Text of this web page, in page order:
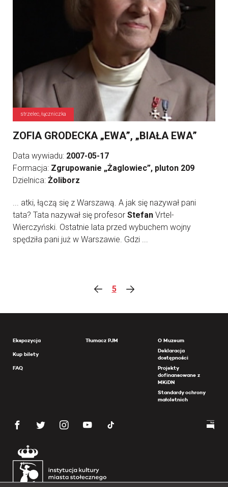
strzelec, łączniczka
ZOFIA GRODECKA „EWA”, „BIAŁA EWA”
Data wywiadu: 2007-05-17
Formacja: Zgrupowanie „Żaglowiec”, pluton 209
Dzielnica: Żoliborz
... atki, łączą się z Warszawą. A jak się nazywał pani
tata? Tata nazywał się profesor Stefan Vrtel-
Wierczyński. Ostatnie lata przed wybuchem wojny
spędziła pani już w Warszawie. Gdzi ...
5
Ekspozycja
Kup bilety
FAQ
Tłumacz PJM
O Muzeum
Deklaracja
dostępności
Projekty
dofinansowane z
MKiDN
Standardy ochrony
małoletnich